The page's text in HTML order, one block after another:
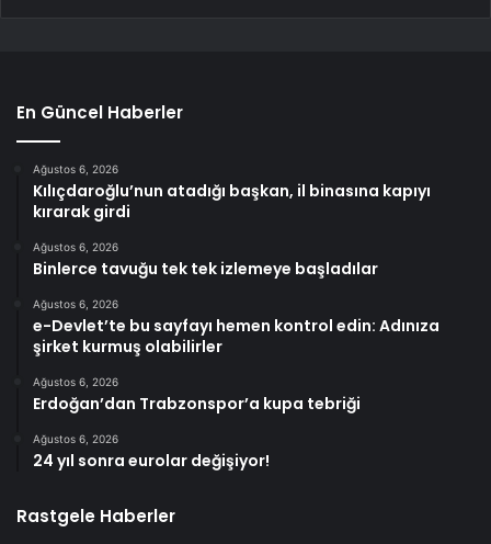
En Güncel Haberler
Ağustos 6, 2026
Kılıçdaroğlu’nun atadığı başkan, il binasına kapıyı
kırarak girdi
Ağustos 6, 2026
Binlerce tavuğu tek tek izlemeye başladılar
Ağustos 6, 2026
e-Devlet’te bu sayfayı hemen kontrol edin: Adınıza
şirket kurmuş olabilirler
Ağustos 6, 2026
Erdoğan’dan Trabzonspor’a kupa tebriği
Ağustos 6, 2026
24 yıl sonra eurolar değişiyor!
Rastgele Haberler